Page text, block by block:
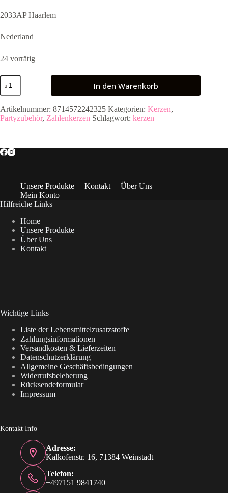
2033AP Haarlem
Nederland
24 vorrätig
Kerze
Glamour
Ziffer
Zahl
2
Menge
In den Warenkorb
Artikelnummer: 8714572242325 Kategorien: Kerzen,
Partyzubehör, Zahlenkerzen Schlagwort: kerzen
Unsere Produkte Kontakt
Über Uns
Mein Konto
Hilfreiche Links
Home
Unsere Produkte
Über Uns
Kontakt
Wichtige Links
Liste der Lebensmittelzusatzstoffe
Zahlungsinformationen
Versandkosten & Lieferzeiten
Datenschutzerklärung
Allgemeine Geschäftsbedingungen
Widerrufsbeleherung
Rücksendeformular
Impressum
Kontakt Info
Adresse:
Kalkofenstr. 16, 71384 Weinstadt
Telefon:
+497151 9841740